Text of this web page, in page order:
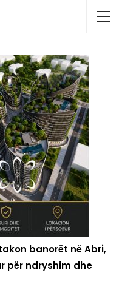
banorët në Abri,
për ndryshim dhe